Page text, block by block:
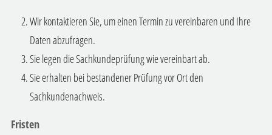
Wir kontaktieren Sie, um einen Termin zu vereinbaren und Ihre
Daten abzufragen.
Sie legen die Sachkundeprüfung wie vereinbart ab.
Sie erhalten bei bestandener Prüfung vor Ort den
Sachkundenachweis.
Fristen